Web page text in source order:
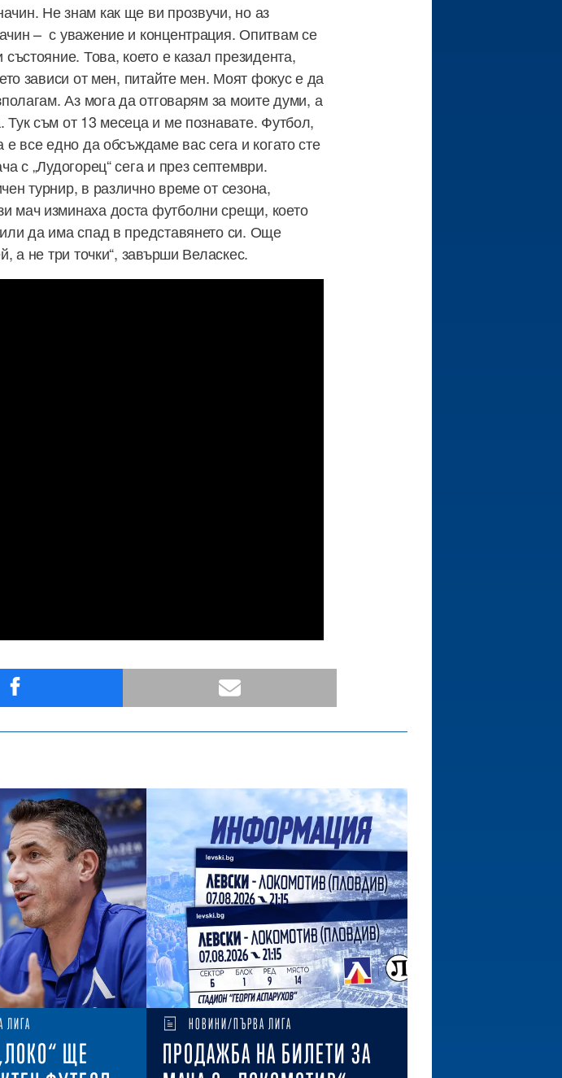
Не знам как ще ви прозвучи, но аз
– с уважение и концентрация. Опитвам се
Това, което е казал президента,
зависи от мен, питайте мен. Моят фокус е да
Аз мога да отговарям за моите думи, а
съм от 13 месеца и ме познавате. Футбол,
все едно да обсъждаме вас сега и когато сте
с „Лудогорец“ сега и през септември.
турнир, в различно време от сезона,
мач изминаха доста футболни срещи, което
да има спад в представянето си. Още
а не три точки“, завърши Веласкес.
ЛИГА
ЩЕ
НОВИНИ/ПЪРВА ЛИГА
ПРОДАЖБА НА БИЛЕТИ ЗА